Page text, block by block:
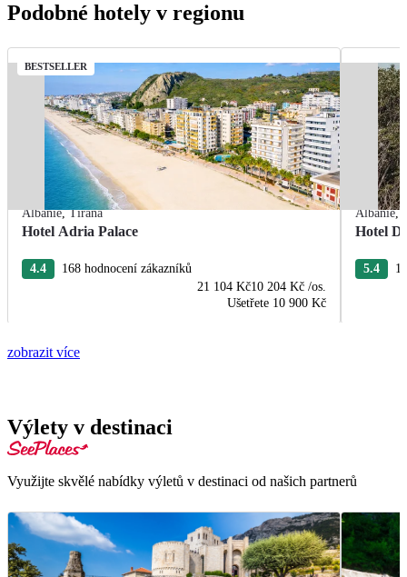
Podobné hotely v regionu
BESTSELLER
Albánie,Tirana
Hotel Adria Palace
4.4
168 hodnocení zákazníků
21 104 Kč10 204 Kč /os.
Ušetřete 10 900 Kč
Albánie,
Hotel
5.4
zobrazit více
Výlety v destinaci
Využijte skvělé nabídky výletů v destinaci od našich partnerů